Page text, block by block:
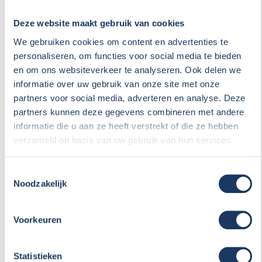
Deze website maakt gebruik van cookies
We gebruiken cookies om content en advertenties te
personaliseren, om functies voor social media te bieden
en om ons websiteverkeer te analyseren. Ook delen we
informatie over uw gebruik van onze site met onze
partners voor social media, adverteren en analyse. Deze
partners kunnen deze gegevens combineren met andere
informatie die u aan ze heeft verstrekt of die ze hebben
verzameld op basis van uw gebruik van hun services.
Noodzakelijk
Voorkeuren
Statistieken
Kenteken
Merk
Bouwjaar
Opmerkingen